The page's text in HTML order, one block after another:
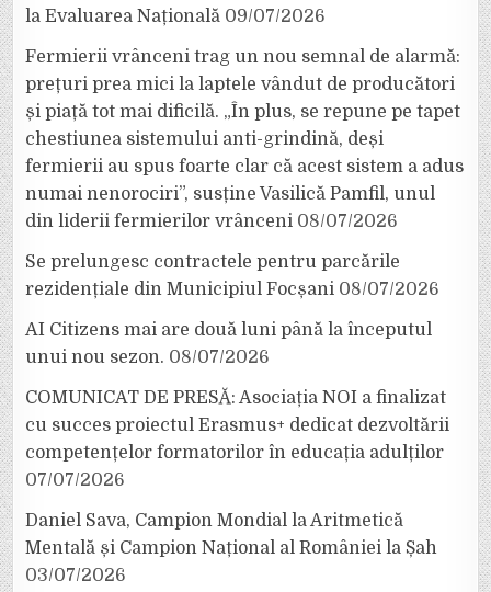
la Evaluarea Națională 09/07/2026
Fermierii vrânceni trag un nou semnal de alarmă:
prețuri prea mici la laptele vândut de producători
și piață tot mai dificilă. „În plus, se repune pe tapet
chestiunea sistemului anti-grindină, deși
fermierii au spus foarte clar că acest sistem a adus
numai nenorociri”, susține Vasilică Pamfil, unul
din liderii fermierilor vrânceni 08/07/2026
Se prelungesc contractele pentru parcările
rezidențiale din Municipiul Focșani 08/07/2026
AI Citizens mai are două luni până la începutul
unui nou sezon. 08/07/2026
COMUNICAT DE PRESĂ: Asociația NOI a finalizat
cu succes proiectul Erasmus+ dedicat dezvoltării
competențelor formatorilor în educația adulților
07/07/2026
Daniel Sava, Campion Mondial la Aritmetică
Mentală și Campion Național al României la Șah
03/07/2026